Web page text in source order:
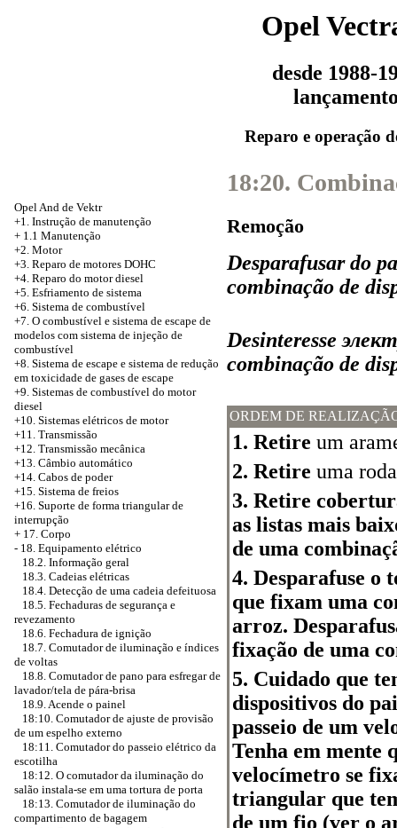
Opel
desde 1988-
Reparo e operação
Opel And de Vektr
+1. Instrução de manutenção
+ 1.1 Manutenção
+2. Motor
+3. Reparo de motores DOHC
+4. Reparo do motor diesel
+5. Esfriamento de sistema
+6. Sistema de combustível
+7. O combustível e sistema de escape de
modelos com sistema de injeção de
combustível
+8. Sistema de escape e sistema de redução
em toxicidade de gases de escape
+9. Sistemas de combustível do motor
diesel
+10. Sistemas elétricos de motor
+11. Transmissão
+12. Transmissão mecânica
+13. Câmbio automático
+14. Cabos de poder
+15. Sistema de freios
+16. Suporte de forma triangular de
interrupção
+ 17. Corpo
- 18. Equipamento elétrico
18.2. Informação geral
18.3. Cadeias elétricas
18.4. Detecção de uma cadeia defeituosa
18.5. Fechaduras de segurança e
revezamento
18.6. Fechadura de ignição
18.7. Comutador de iluminação e índices
de voltas
18.8. Comutador de pano para esfregar de
lavador/tela de pára-brisa
18.9. Acende o painel
18:10. Comutador de ajuste de provisão
de um espelho externo
18:11. Comutador do passeio elétrico da
escotilha
18:12. O comutador da iluminação do
salão instala-se em uma tortura de porta
18:13. Comutador de iluminação do
compartimento de bagagem
18:20.
Remoção
Desparafusar do
combinação de
Desinteresse
combinação de
ORDEM DE
1. Retire um
2. Retire uma
3. Retire
as listas mais
de uma
4. Desparafuse o
que fixam uma
arroz.
fixação de uma
5. Cuidado que
dispositivos do
passeio de um
Tenha em mente
velocímetro se
triangular que
de um fio (ver o